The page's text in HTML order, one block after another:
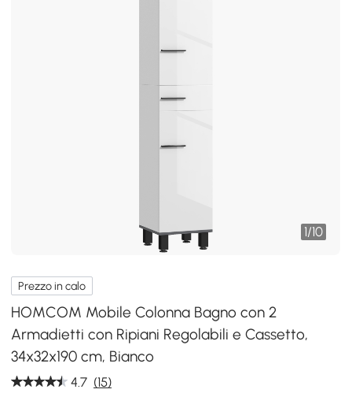
1/10
Prezzo in calo
HOMCOM Mobile Colonna Bagno con 2
Armadietti con Ripiani Regolabili e Cassetto,
34x32x190 cm, Bianco
4.7 (15)